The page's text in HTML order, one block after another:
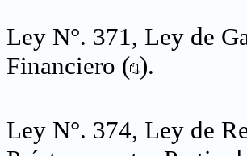
Ley N°. 371, Ley de
Financiero ( ).
Ley N°. 374, Ley de